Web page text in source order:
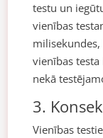
testu un
vienības
vienības
nekā
3.
Vienības